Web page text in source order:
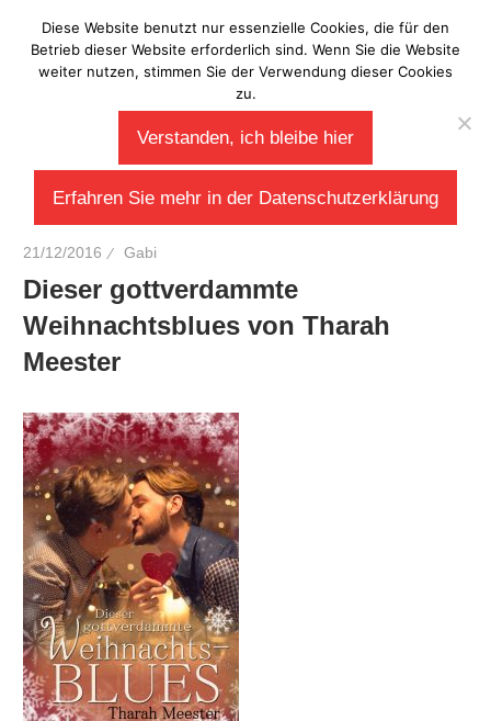
Inhalt
springen
Laberladen
21/12/2016 Gabi
Dieser gottverdammte
Weihnachtsblues von Tharah
Meester
Diese Website benutzt nur essenzielle Cookies, die für den
Betrieb dieser Website erforderlich sind. Wenn Sie die Website
weiter nutzen, stimmen Sie der Verwendung dieser Cookies
zu.
Verstanden, ich bleibe hier
Erfahren Sie mehr in der Datenschutzerklärung